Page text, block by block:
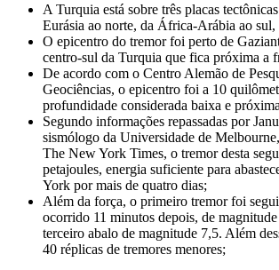
A Turquia está sobre três placas
Eurásia ao norte, da África-Arábia ao sul,
O epicentro do tremor foi perto de
centro-sul da Turquia que fica próxima a
De acordo com o Centro Alemão de
Geociências, o epicentro foi a 10
profundidade considerada baixa e
Segundo informações repassadas por
sismólogo da Universidade de
The New York Times, o tremor desta
petajoules, energia suficiente para
York por mais de quatro dias;
Além da força, o primeiro tremor foi
ocorrido 11 minutos depois, de
terceiro abalo de magnitude 7,5. Além
40 réplicas de tremores menores;